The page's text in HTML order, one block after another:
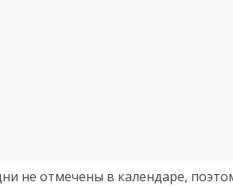
не отмечены в календаре,